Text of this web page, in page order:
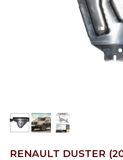
RENAULT DUSTER